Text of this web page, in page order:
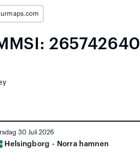
265742640
30 Juli 2026
Helsingborg - Norra hamnen